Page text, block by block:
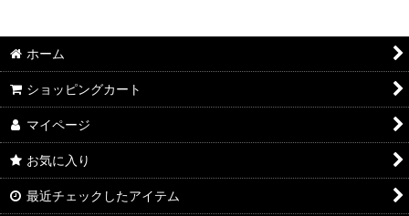
ホーム
ショッピングカート
マイページ
お気に入り
最近チェックしたアイテム